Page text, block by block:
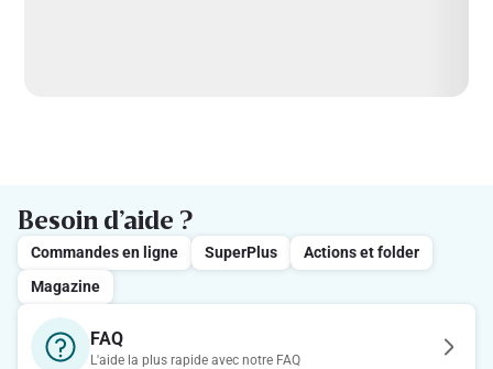
Besoin d’aide ?
Commandes en ligne SuperPlus
Actions et folder
Magazine
FAQ
L'aide la plus rapide avec notre FAQ